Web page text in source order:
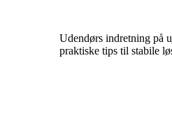
Udendørs indretning på
praktiske tips til stabile